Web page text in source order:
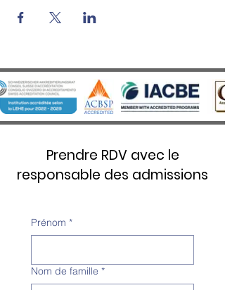
Prendre RDV avec le
responsable des admissions
Prénom *
Nom de famille *